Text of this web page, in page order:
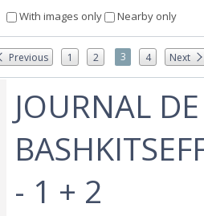
With images only Nearby only
Previous 1 2 3 4 Next
‎JOURNAL
- 1 + 2‎